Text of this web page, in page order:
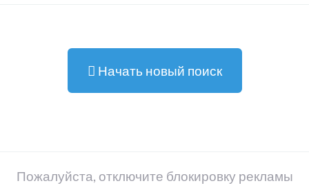
Начать новый поиск
Пожалуйста, отключите блокировку рекламы